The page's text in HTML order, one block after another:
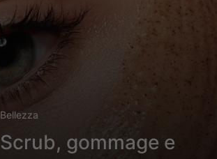
Bellezza
Scrub, gommage e